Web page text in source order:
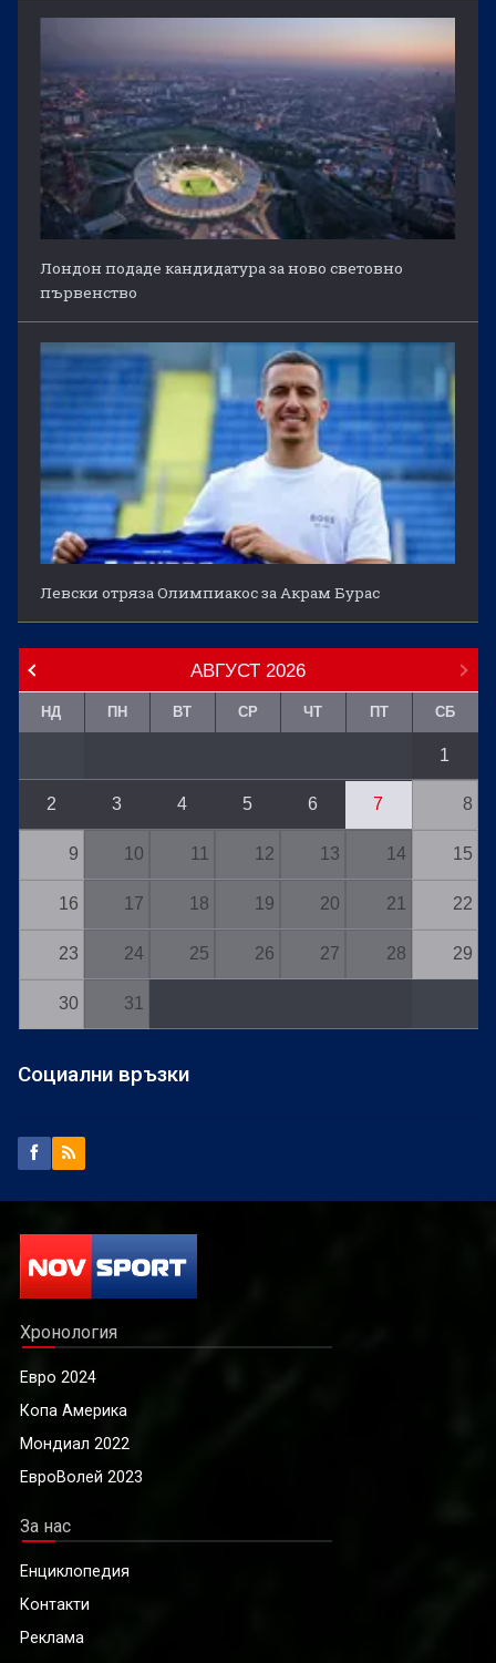
Лондон подаде кандидатура за ново световно
първенство
Левски отряза Олимпиакос за Акрам Бурас
АВГУСТ 2026
НД ПН ВТ СР ЧТ ПТ СБ
1
2 3 4 5 6 7 8
9 10 11 12 13 14 15
16 17 18 19 20 21 22
23 24 25 26 27 28 29
30 31
Социални връзки
Хронология
Евро 2024
Копа Америка
Мондиал 2022
ЕвроВолей 2023
За нас
Енциклопедия
Контакти
Реклама